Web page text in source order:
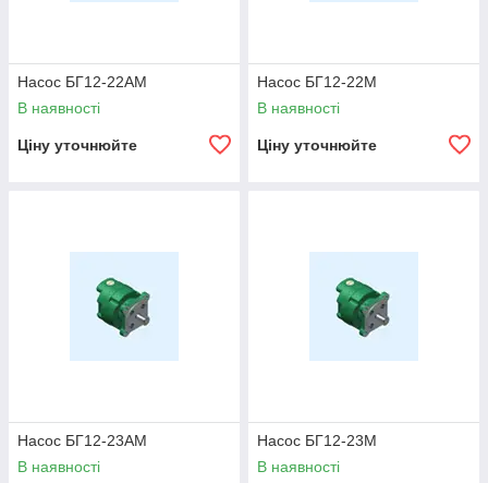
Насос БГ12-22АМ
В наявності
Ціну уточнюйте
Насос БГ12-22М
В наявності
Ціну уточнюйте
Насос БГ12-23АМ
В наявності
Насос БГ12-23М
В наявності